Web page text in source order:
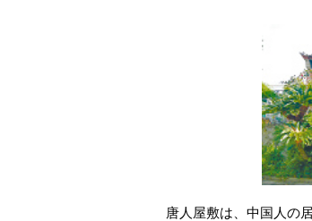
唐人屋敷は、中国人の